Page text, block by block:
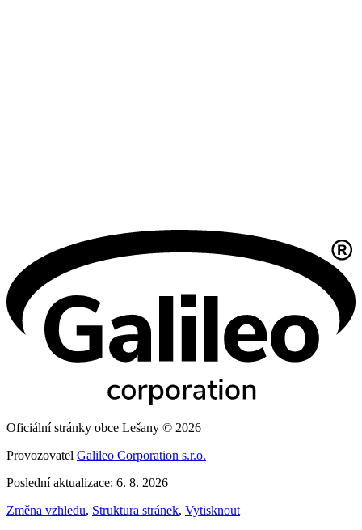
Oficiální stránky obce Lešany © 2026
Provozovatel Galileo Corporation s.r.o.
Poslední aktualizace: 6. 8. 2026
Změna vzhledu, Struktura stránek, Vytisknout